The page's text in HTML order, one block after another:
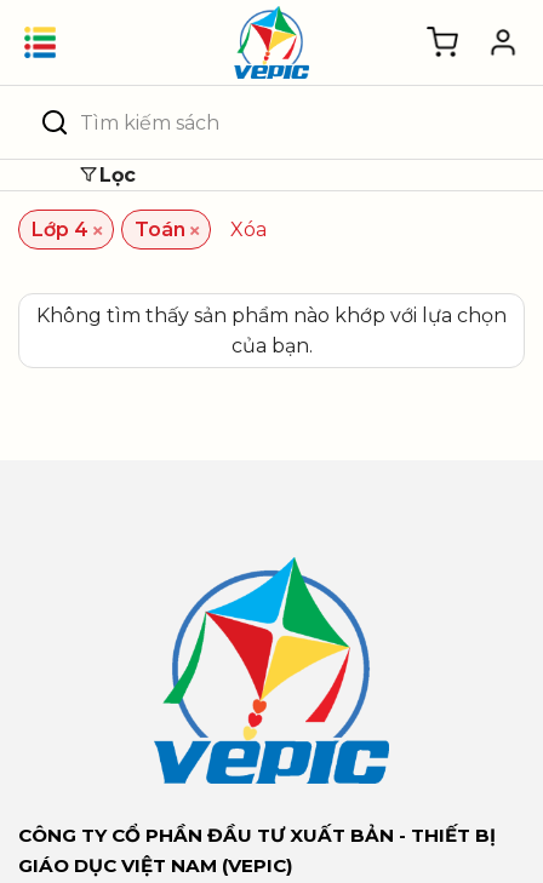
Tìm
kiếm:
Lọc
Lớp 4 × Toán × Xóa
Không tìm thấy sản phẩm nào khớp với lựa chọn
của bạn.
CÔNG TY CỔ PHẦN ĐẦU TƯ XUẤT BẢN - THIẾT BỊ
GIÁO DỤC VIỆT NAM (VEPIC)